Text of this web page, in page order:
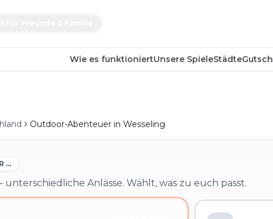
Wie es funktioniertUnsere SpieleStädte
Outdoor-Abenteuer in Wesseling
…
unterschiedliche Anlässe. Wählt, was zu euch passt.